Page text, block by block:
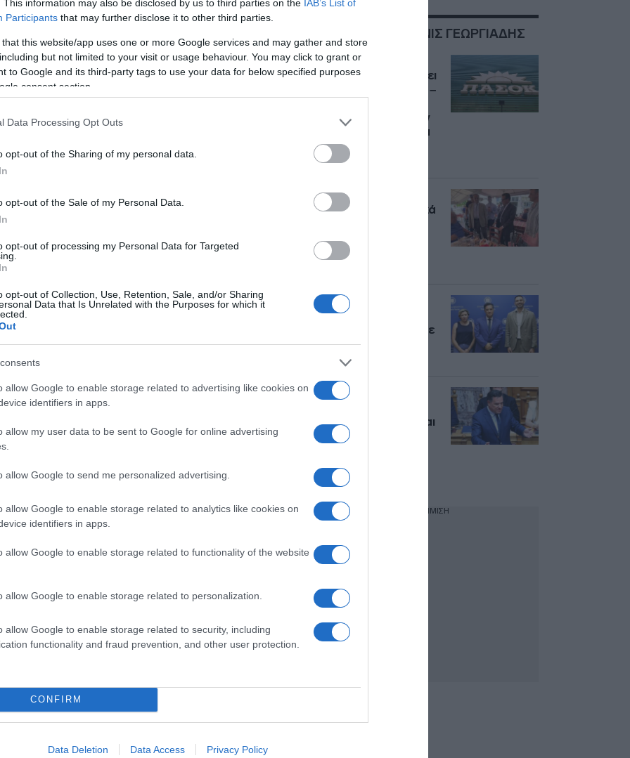
This information may also be disclosed by us to third parties on the IAB’s List of
Participants that may further disclose it to other third parties.
that this website/app uses one or more Google services and may gather and store
but not limited to your visit or usage behaviour. You may click to grant or
to Google and its third-party tags to use your data for below specified purposes
consent section.
Data Processing Opt Outs
opt-out of the Sharing of my personal data.
opt-out of the Sale of my Personal Data.
opt-out of processing my Personal Data for Targeted
opt-out of Collection, Use, Retention, Sale, and/or Sharing
Data that Is Unrelated with the Purposes for which it
allow Google to enable storage related to advertising like cookies on
identifiers in apps.
allow my user data to be sent to Google for online advertising
allow Google to send me personalized advertising.
allow Google to enable storage related to analytics like cookies on
identifiers in apps.
allow Google to enable storage related to functionality of the website
allow Google to enable storage related to personalization.
allow Google to enable storage related to security, including
functionality and fraud prevention, and other user protection.
CONFIRM
Data Deletion Data Access Privacy Policy
αναφέρει ότι μέλη της ΑΝΤΑΡΣΥΑ
τα μέλη της συγκεκριμένης
Υγείας:
αυτοί από την ΑΝΤΑΡΣΥΑ
του κατά +117%, έχουμε:
πάμε στους +351 νοσηλευτές
έχουμε κάνει περισσότερες
γίνει τα τελευταία 20 χρόνια.
με κήρυξαν ανεπιθύμητο….
που μαζεύτηκαν αυτοί από
αυξήσει τον
ΣΧΕΤΙΚΑ ΜΕ:ΑΔΩΝΙΣ ΓΕΩΡΓΙΑΔΗΣ
ΠΑΣΟΚ: “Ο κ.
Γεωργιάδης συνεχίζει
να πετάει χαρταετό –
τον λογαριασμό των
40 εκατ. ευρώ για τα
Σπιτάκια
Ανακύκλωσης”;
Πολίτες στη Λήμνο
επιτέθηκαν φραστικά
θέλουμε παράσιτα,
Δωρεάν διαμονή για
γιατρούς και
νοσηλευτές σε πέντε
νησιά μέσω
Airbnb.org
Επίθεση Γεωργιάδη
“Αυτό που κάνει είναι
κατάντια, θέλει να
ευχαριστημένος;”
ΔΙΑΦΗΜΙΣΗ